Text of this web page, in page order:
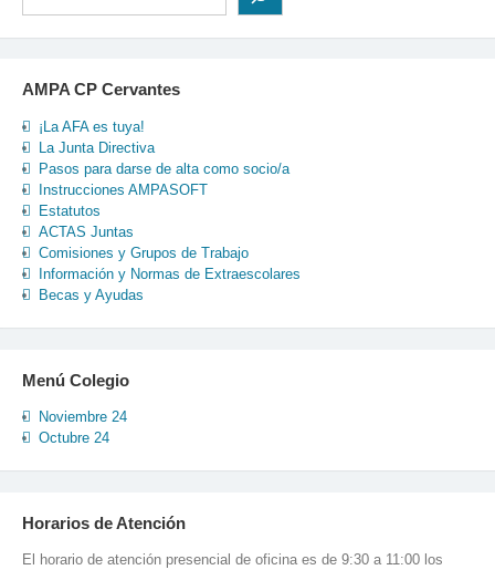
AMPA CP Cervantes
¡La AFA es tuya!
La Junta Directiva
Pasos para darse de alta como socio/a
Instrucciones AMPASOFT
Estatutos
ACTAS Juntas
Comisiones y Grupos de Trabajo
Información y Normas de Extraescolares
Becas y Ayudas
Menú Colegio
Noviembre 24
Octubre 24
Horarios de Atención
El horario de atención presencial de oficina es de 9:30 a 11:00 los